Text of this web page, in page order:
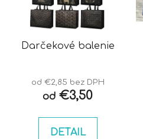
Darčekové balenie
od €2,85 bez DPH
od €3,50
DETAIL